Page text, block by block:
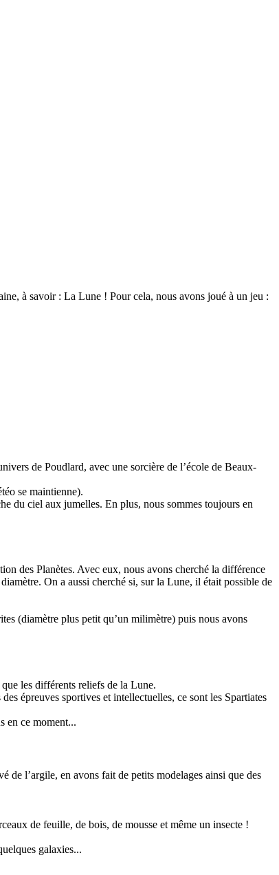
à savoir : La Lune ! Pour cela, nous avons joué à un jeu :
de Poudlard, avec une sorcière de l’école de Beaux-
se maintienne).
du ciel aux jumelles. En plus, nous sommes toujours en
des Planètes. Avec eux, nous avons cherché la différence
On a aussi cherché si, sur la Lune, il était possible de
(diamètre plus petit qu’un milimètre) puis nous avons
les différents reliefs de la Lune.
épreuves sportives et intellectuelles, ce sont les Spartiates
en ce moment...
l’argile, en avons fait de petits modelages ainsi que des
de feuille, de bois, de mousse et même un insecte !
galaxies...